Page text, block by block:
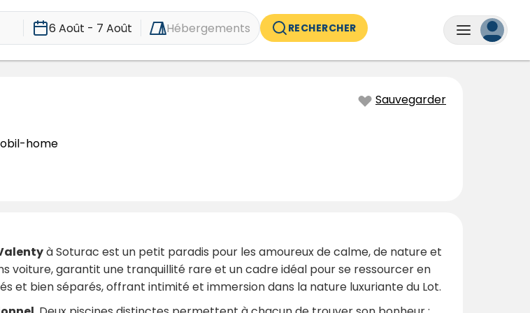
6 Août - 7 Août Hébergements RECHERCHER
Sauvegarder
home
à Soturac est un petit paradis pour les amoureux de calme, de nature et
voiture, garantit une tranquillité rare et un cadre idéal pour se ressourcer en
et bien séparés, offrant intimité et immersion dans la nature luxuriante du Lot.